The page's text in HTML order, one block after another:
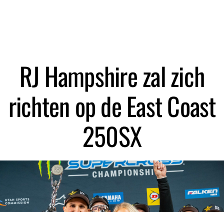
RJ Hampshire zal zich
richten op de East Coast
250SX